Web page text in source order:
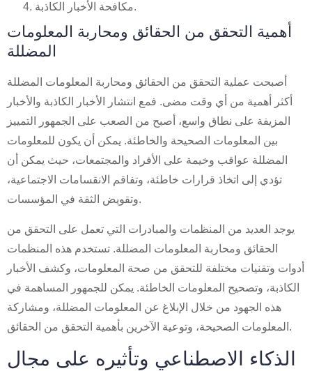
مكافحة الأخبار الكاذبة.
أهمية التحقق من الحقائق ومحاربة المعلومات
المضللة
أصبحت عملية التحقق من الحقائق ومحاربة المعلومات المضللة
أكثر أهمية من أي وقت مضى. فمع انتشار الأخبار الكاذبة والأخبار
المزيفة على نطاق واسع، أصبح من الصعب على الجمهور التمييز
بين المعلومات الصحيحة والخاطئة. يمكن أن يكون للمعلومات
المضللة عواقب وخيمة على الأفراد والمجتمعات، حيث يمكن أن
تؤدي إلى اتخاذ قرارات خاطئة، وتفاقم الانقسامات الاجتماعية،
وتقويض الثقة في المؤسسات.
يوجد العديد من المنظمات والمبادرات التي تعمل على التحقق من
الحقائق ومحاربة المعلومات المضللة. تستخدم هذه المنظمات
أدوات وتقنيات مختلفة للتحقق من صحة المعلومات، وكشف الأخبار
الكاذبة، وتصحيح المعلومات الخاطئة. يمكن للجمهور المساهمة في
هذه الجهود من خلال الإبلاغ عن المعلومات المضللة، ومشاركة
المعلومات الصحيحة، وتوعية الآخرين بأهمية التحقق من الحقائق.
الذكاء الاصطناعي وتأثيره على مجال